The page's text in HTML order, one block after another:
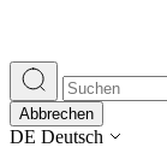
Abbrechen
DE Deutsch